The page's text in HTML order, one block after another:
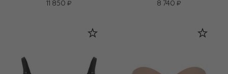
11 850 ₽
8 740 ₽